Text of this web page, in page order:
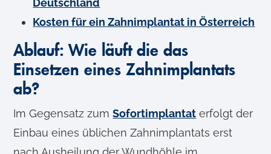
Deutschland
Kosten für ein Zahnimplantat in Österreich
Ablauf: Wie läuft die das
Einsetzen eines Zahnimplantats
ab?
Im Gegensatz zumSofortimplantat erfolgt der
Einbau eines üblichen Zahnimplantats erst